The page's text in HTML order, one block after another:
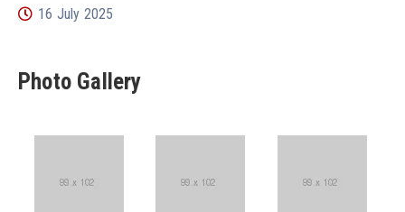
16 July 2025
Photo Gallery